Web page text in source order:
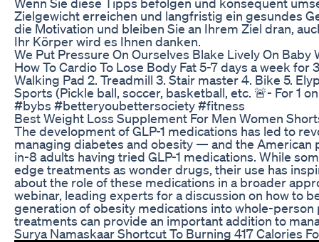
Zielgewicht erreichen und langfristig ein gesundes
die Motivation und bleiben Sie an Ihrem Ziel dran,
Ihr Körper wird es Ihnen danken.
We Put Pressure On Ourselves Blake Lively On Baby
How To Cardio To Lose Body Fat 5-7 days a week for
Walking Pad 2. Treadmill 3. Stair master 4. Bike 5.
Sports (Pickle ball, soccer, basketball, etc. 🚨- For 1 on
#bybs #betteryoubettersociety #fitness
Best Weight Loss Supplement For Men Women
The development of GLP-1 medications has led to
managing diabetes and obesity — and the American
in-8 adults having tried GLP-1 medications. While
edge treatments as wonder drugs, their use has
about the role of these medications in a broader
webinar, leading experts for a discussion on how to
generation of obesity medications into whole-person
treatments can provide an important addition to
Surya Namaskaar Shortcut To Burning 417 Calories